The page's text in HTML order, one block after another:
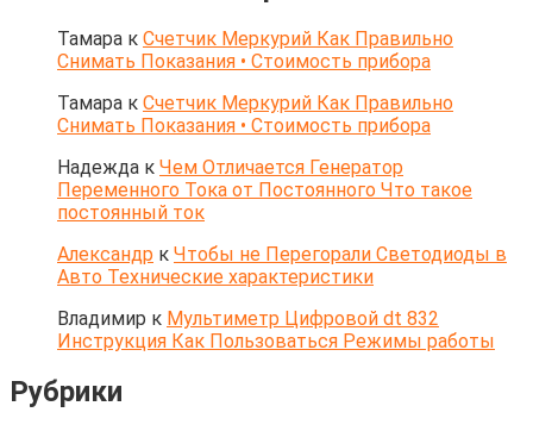
Тамара к Счетчик Меркурий Как Правильно
Снимать Показания • Стоимость прибора
Тамара к Счетчик Меркурий Как Правильно
Снимать Показания • Стоимость прибора
Надежда к Чем Отличается Генератор
Переменного Тока от Постоянного Что такое
постоянный ток
Александр к Чтобы не Перегорали Светодиоды в
Авто Технические характеристики
Владимир к Мультиметр Цифровой dt 832
Инструкция Как Пользоваться Режимы работы
Рубрики